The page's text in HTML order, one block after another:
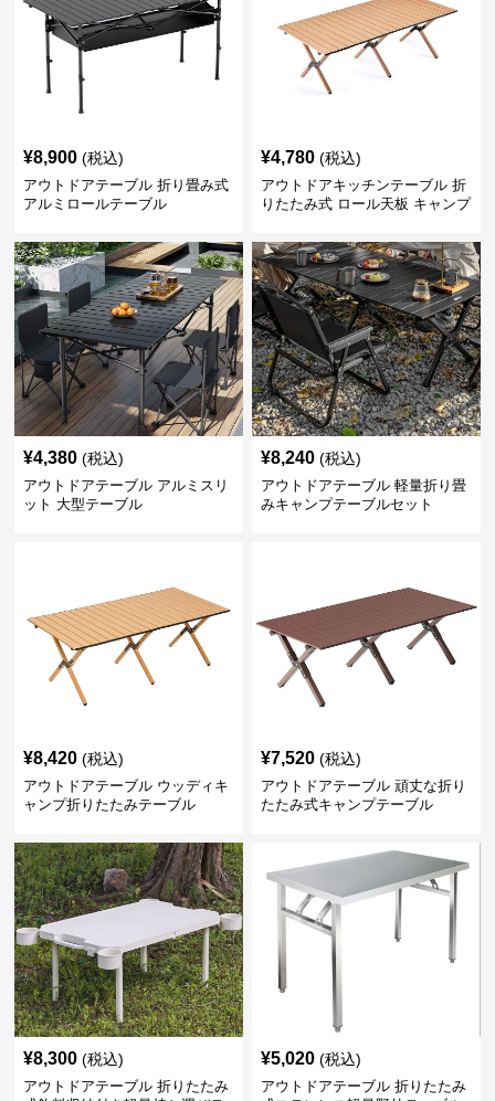
¥8,900 (税込)
アウトドアテーブル 折り畳み式
アルミロールテーブル
¥4,780 (税込)
アウトドアキッチンテーブル 折
りたたみ式 ロール天板 キャンプ
¥4,380 (税込)
アウトドアテーブル アルミスリ
ット 大型テーブル
¥8,240 (税込)
アウトドアテーブル 軽量折り畳
みキャンプテーブルセット
¥8,420 (税込)
アウトドアテーブル ウッディキ
ャンプ折りたたみテーブル
¥7,520 (税込)
アウトドアテーブル 頑丈な折り
たたみ式キャンプテーブル
¥8,300 (税込)
アウトドアテーブル 折りたたみ
¥5,020 (税込)
アウトドアテーブル 折りたたみ